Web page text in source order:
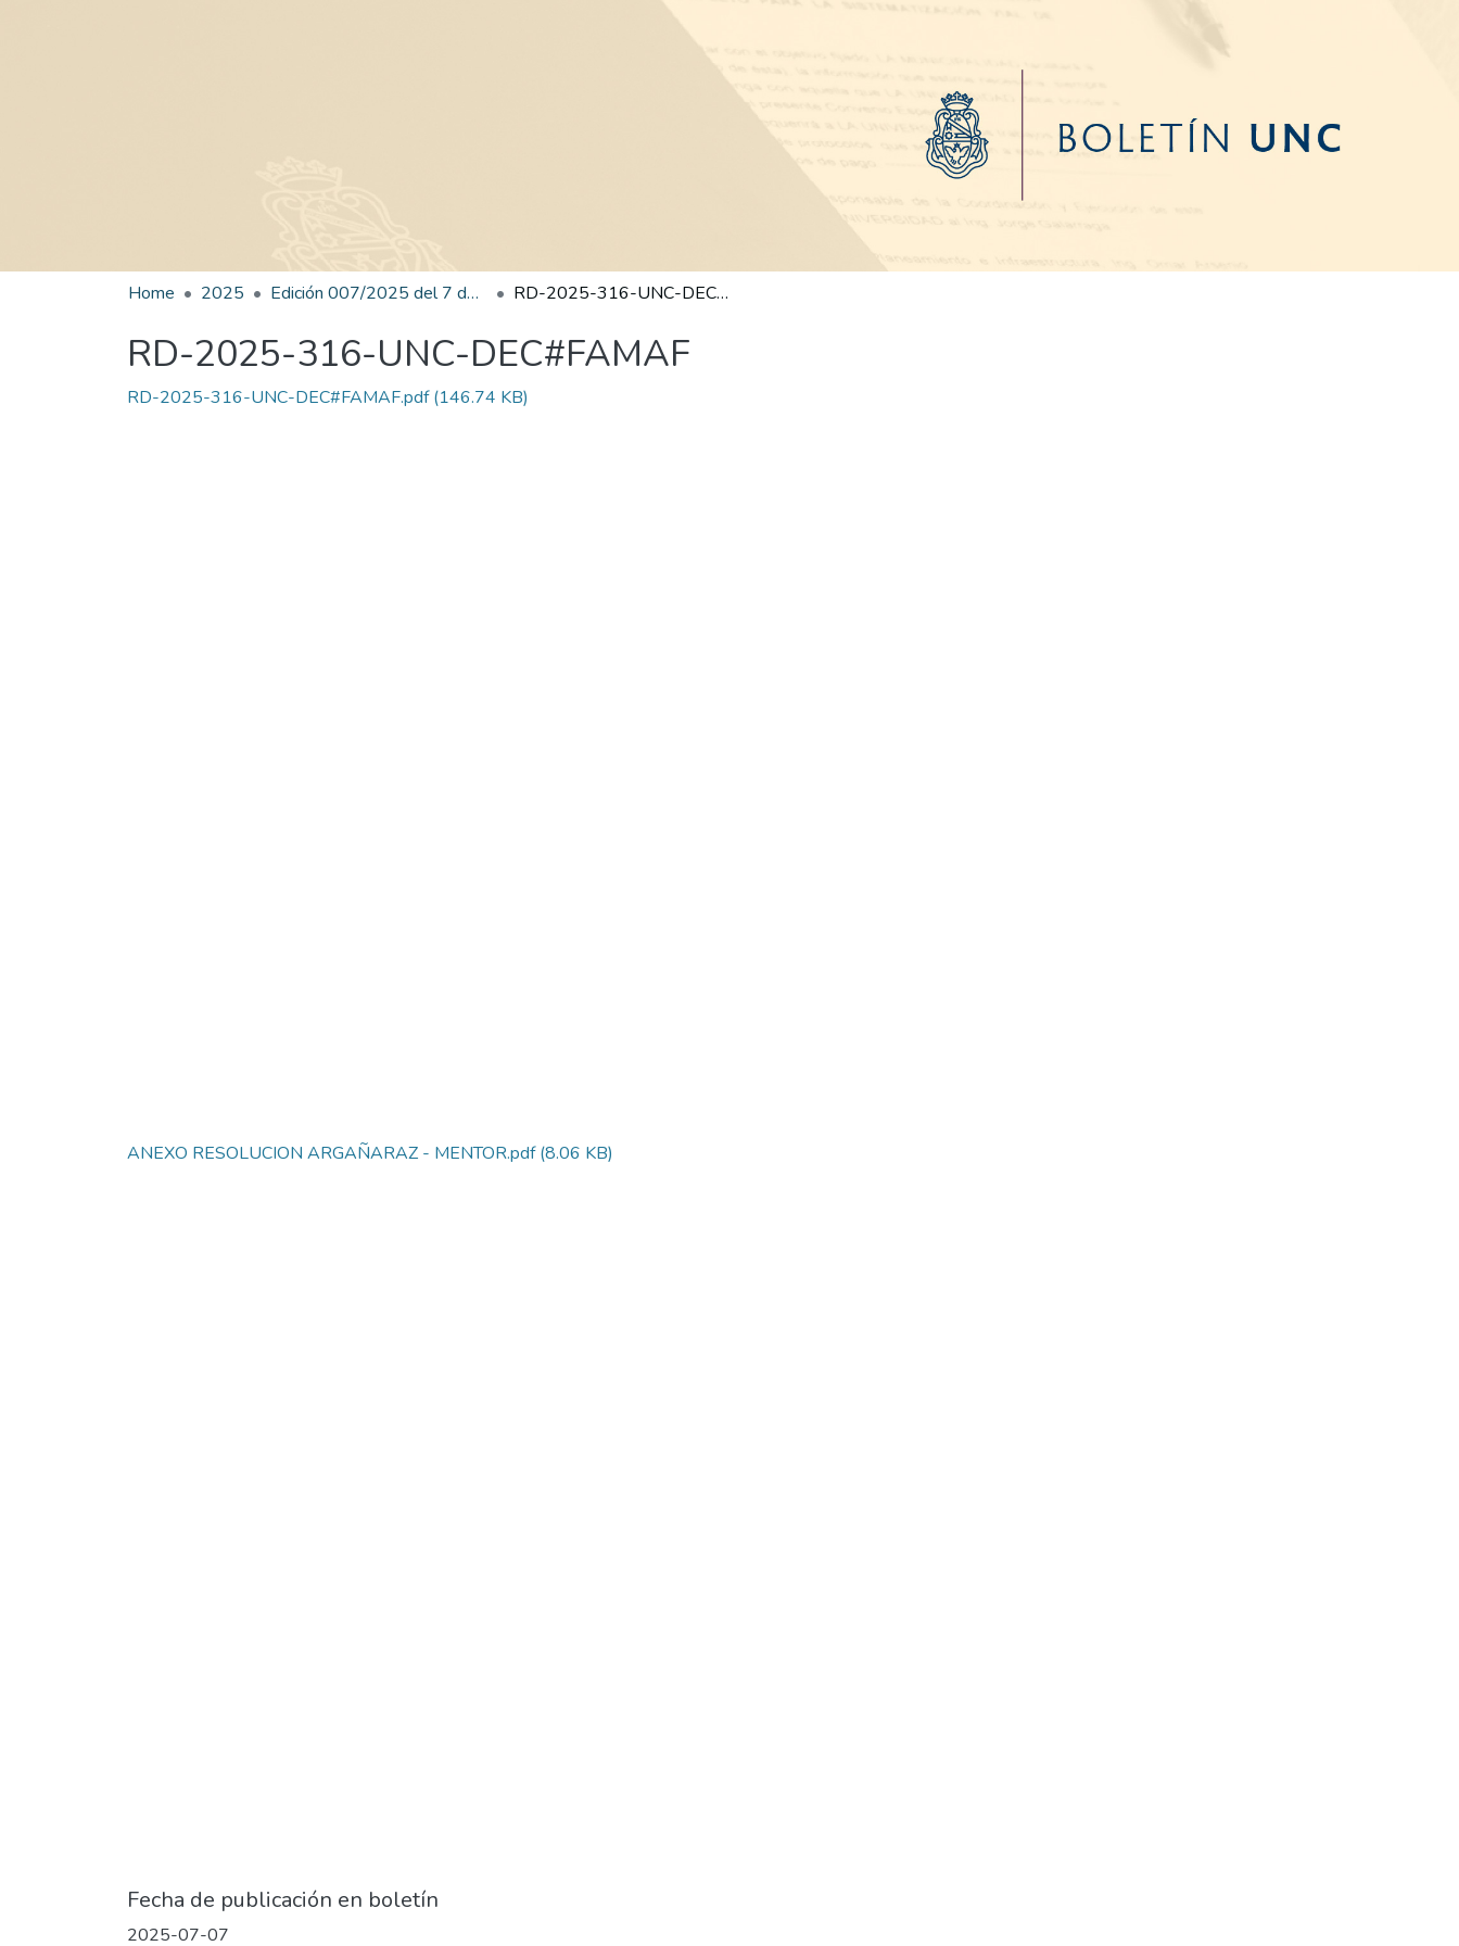
Home 2025 Edición 007/2025 del 7 de julio de 2025 RD-2025-316-UNC-DEC#FAMAF
RD-2025-316-UNC-DEC#FAMAF
RD-2025-316-UNC-DEC#FAMAF.pdf(146.74 KB)
ANEXO RESOLUCION ARGAÑARAZ - MENTOR.pdf(8.06 KB)
Fecha de publicación en boletín
2025-07-07